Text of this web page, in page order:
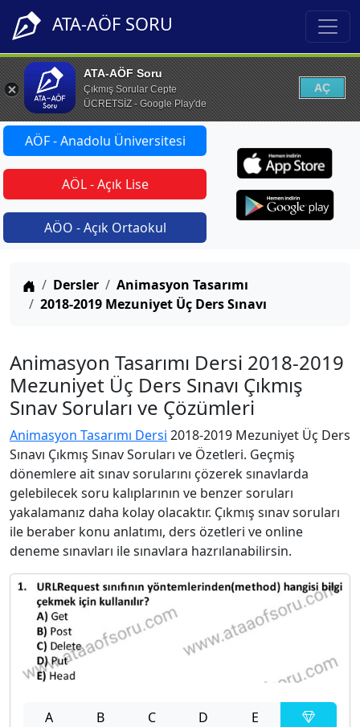
ATA-AÖF SORU
ATA-AÖF Soru
Çıkmış Sorular Cepte
ÜCRETSİZ - Google Play'de
AÇ
AÖF - Anadolu Üniversitesi
AÖL - Açık Lise
AÖO - Açık Ortaokul
Anasayfa
Dersler
Animasyon Tasarımı
2018-2019 Mezuniyet Üç Ders Sınavı
Animasyon Tasarımı Dersi 2018-2019
Mezuniyet Üç Ders Sınavı Çıkmış
Sınav Soruları ve Çözümleri
Animasyon Tasarımı Dersi 2018-2019 Mezuniyet Üç Ders
Sınavı Çıkmış Sınav Soruları ve Özetleri. Geçmiş
dönemlere ait sınav sorularını çözerek sınavlarda
gelebilecek soru kalıplarının ve benzer soruları
yakalamanız daha kolay olacaktır. Çıkmış sınav soruları
ile beraber konu anlatımı, ders özetleri ve online
deneme sınavları ile sınavlara hazrılanabilirsin.
A B C D E